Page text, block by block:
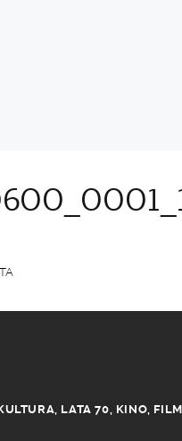
, LATA 70, KINO, FILM